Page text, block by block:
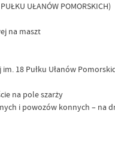
UŁANÓW POMORSKICH)
na maszt
18 Pułku Ułanów
na pole szarży
i powozów konnych – na